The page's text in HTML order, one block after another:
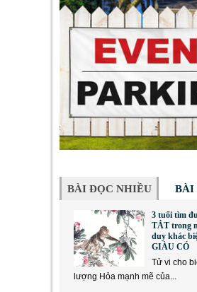
BÀI ĐỌC NHIỀU BÀI
3 tuổi tìm
TẮT trong
duy khác
GIÀU CÓ
Tử vi cho
lượng Hỏa mạnh mẽ của...